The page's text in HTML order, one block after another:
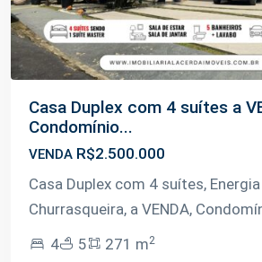
Casa Duplex com 4 suítes a
Condomínio...
VENDA R$2.500.000
Casa Duplex com 4 suítes,
Churrasqueira, a VENDA,
4
5 271 m2